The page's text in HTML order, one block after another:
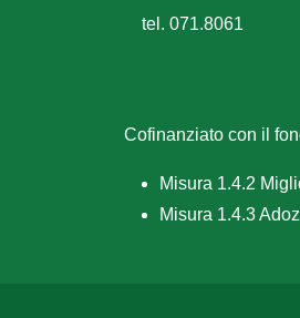
tel. 071.8061
Cofinanziato con il
Misura 1.4.2
Misura 1.4.3